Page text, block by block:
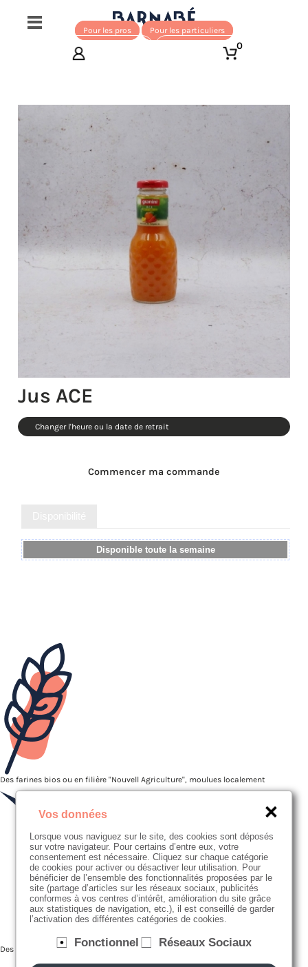
Pour les pros Pour les particuliers
0
Jus ACE
Disponible toute la semaine
Commencer ma commande
Changer l'heure ou la date de retrait
Des farines bios ou en filière "Nouvell Agriculture", moulues localement
Des recettes faites maison, avec des produits frais et de saison
Vos données
Lorsque vous naviguez sur le site, des cookies sont déposés
sur votre navigateur. Pour certains d’entre eux, votre
consentement est nécessaire. Cliquez sur chaque catégorie
de cookies pour activer ou désactiver leur utilisation. Pour
bénéficier de l’ensemble des fonctionnalités proposées par le
site (partage d’articles sur les réseaux sociaux, publicités
conformes à vos centres d’intérêt, amélioration du site grâce
aux statistiques de navigation, etc.), il est conseillé de garder
l’activation des différentes catégories de cookies.
Fonctionnel Réseaux Sociaux